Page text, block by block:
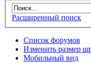
Расширенный поиск
Список форумов
Изменить размер
Мобильный вид